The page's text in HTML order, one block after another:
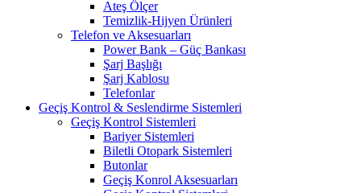
Ateş Ölçer
Temizlik-Hijyen Ürünleri
Telefon ve Aksesuarları
Power Bank – Güç Bankası
Şarj Başlığı
Şarj Kablosu
Telefonlar
Geçiş Kontrol & Seslendirme Sistemleri
Geçiş Kontrol Sistemleri
Bariyer Sistemleri
Biletli Otopark Sistemleri
Butonlar
Geçiş Konrol Aksesuarları